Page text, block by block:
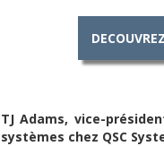
TJ Adams, vice-
systèmes chez QSC